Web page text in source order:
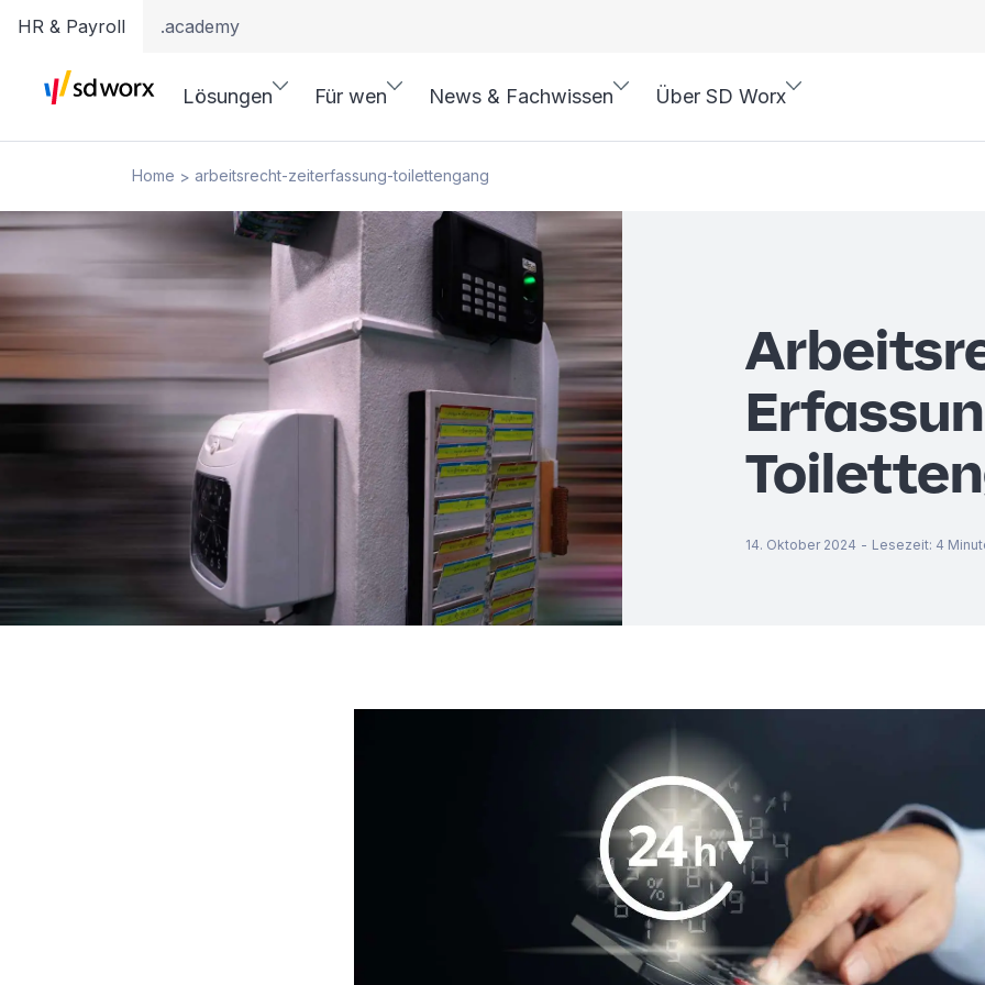
HR & Payroll .academy
Lösungen Für wen News & Fachwissen Über SD Worx
Home > arbeitsrecht-zeiterfassung-toilettengang
14. Oktober 2024 - Lesezeit: 4